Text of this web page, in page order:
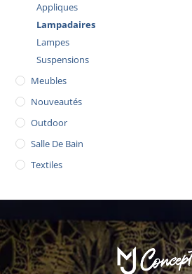
Appliques
Lampadaires
Lampes
Suspensions
Meubles
Nouveautés
Outdoor
Salle De Bain
Textiles